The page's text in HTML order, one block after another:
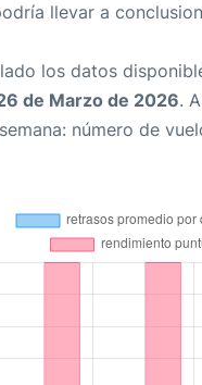
llevar a
los datos
de Marzo de 2026.
número de